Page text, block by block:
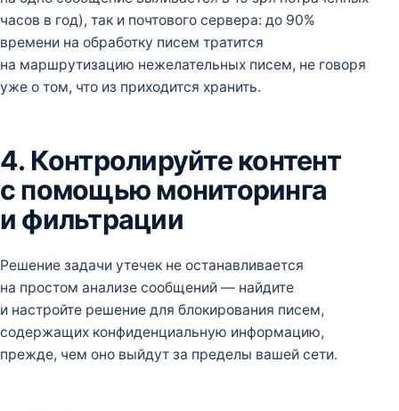
часов в год), так и почтового сервера: до 90%
времени на обработку писем тратится
на маршрутизацию нежелательных писем, не говоря
уже о том, что из приходится хранить.
4. Контролируйте контент
с помощью мониторинга
и фильтрации
Решение задачи утечек не останавливается
на простом анализе сообщений — найдите
и настройте решение для блокирования писем,
содержащих конфиденциальную информацию,
прежде, чем оно выйдут за пределы вашей сети.